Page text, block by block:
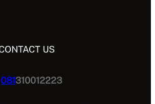
US
081310012223